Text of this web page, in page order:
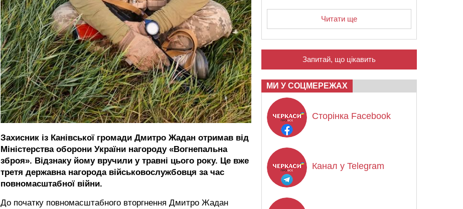
Захисник із Канівської громади Дмитро Жадан отримав від
Міністерства оборони України нагороду «Вогнепальна
зброя». Відзнаку йому вручили у травні цього року. Це вже
третя державна нагорода військовослужбовця за час
повномасштабної війни.
До початку повномасштабного вторгнення Дмитро Жадан
Читати ще
Запитай, що цікавить
МИ У СОЦМЕРЕЖАХ
Сторінка Facebook
Канал у Telegram